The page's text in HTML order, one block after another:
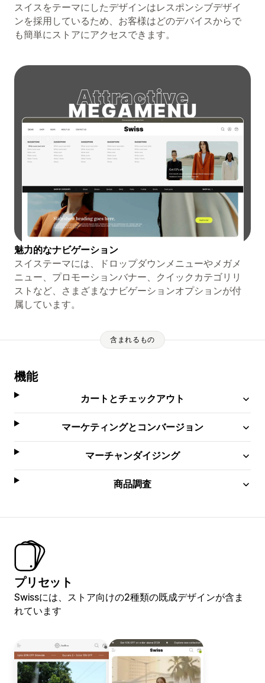
スイスをテーマにしたデザインはレスポンシブデザイ
ンを採用しているため、お客様はどのデバイスからで
も簡単にストアにアクセスできます。
魅力的なナビゲーション
スイステーマには、ドロップダウンメニューやメガメ
ニュー、プロモーションバナー、クイックカテゴリリ
ストなど、さまざまなナビゲーションオプションが付
属しています。
含まれるもの
機能
カートとチェックアウト
マーケティングとコンバージョン
マーチャンダイジング
商品調査
プリセット
Swissには、ストア向けの2種類の既成デザインが含ま
れています